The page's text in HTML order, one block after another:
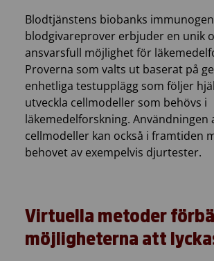
Blodtjänstens biobanks
blodgivareprover erbjuder en unik
ansvarsfull möjlighet för
Proverna som valts ut baserat på
enhetliga testupplägg som följer
utveckla cellmodeller som behövs i
läkemedelforskning. Användningen
cellmodeller kan också i framtiden
behovet av exempelvis djurtester.
Virtuella metoder
möjligheterna att